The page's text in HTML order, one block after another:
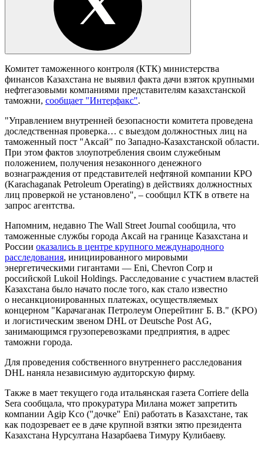
Комитет таможенного контроля (КТК) министерства
финансов Казахстана не выявил факта дачи взяток крупными
нефтегазовыми компаниями представителям казахстанской
таможни, сообщает "Интерфакс".
"Управлением внутренней безопасности комитета проведена
доследственная проверка… с выездом должностных лиц на
таможенный пост "Аксай" по Западно-Казахстанской области.
При этом фактов злоупотребления своим служебным
положением, получения незаконного денежного
вознаграждения от представителей нефтяной компании КРО
(Karachaganak Petroleum Operating) в действиях должностных
лиц проверкой не установлено", – сообщил КТК в ответе на
запрос агентства.
Напомним, недавно The Wall Street Journal сообщила, что
таможенные службы города Аксай на границе Казахстана и
России оказались в центре крупного международного
расследования, инициированного мировыми
энергетическими гигантами — Eni, Chevron Corp и
российской Lukoil Holdings. Расследование с участием властей
Казахстана было начато после того, как стало известно
о несанкционированных платежах, осуществляемых
концерном "Карачаганак Петролеум Оперейтинг Б. В." (KPO)
и логистическим звеном DHL от Deutsche Post AG,
занимающимся грузоперевозками предприятия, в адрес
таможни города.
Для проведения собственного внутреннего расследования
DHL наняла независимую аудиторскую фирму.
Также в мает текущего года итальянская газета Corriere della
Sera сообщала, что прокуратура Милана может запретить
компании Agip Kco ("дочке" Eni) работать в Казахстане, так
как подозревает ее в даче крупной взятки зятю президента
Казахстана Нурсултана Назарбаева Тимуру Кулибаеву.